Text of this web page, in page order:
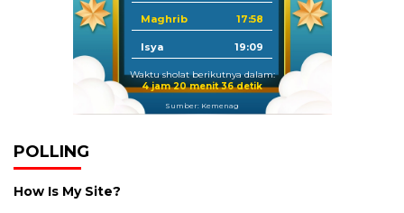
Maghrib 17:58
Isya 19:09
Waktu sholat berikutnya dalam:
4 jam 20 menit 35 detik
Sumber: Kemenag
POLLING
How Is My Site?